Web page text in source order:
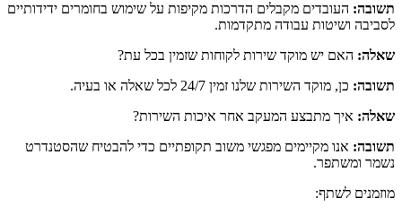
תשובה: העובדים מקבלים הדרכות מקיפות על שימוש בחומרים ידידותיים
לסביבה ושיטות עבודה מתקדמות.
שאלה: האם יש מוקד שירות לקוחות שזמין בכל עת?
תשובה: כן, מוקד השירות שלנו זמין 24/7 לכל שאלה או בעיה.
שאלה: איך מתבצע המעקב אחר איכות השירות?
תשובה: אנו מקיימים מפגשי משוב תקופתיים כדי להבטיח שהסטנדרט
נשמר ומשתפר.
מוזמנים לשתף: